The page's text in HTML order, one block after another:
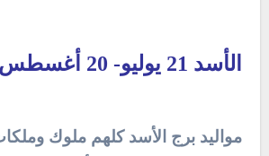
الأسد 21 يوليو- 20 أغسطس
مواليد برج الأسد كلهم ملوك